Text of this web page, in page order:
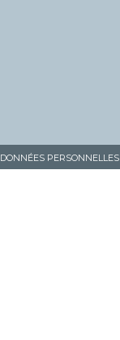
DONNÉES PERSONNELLES